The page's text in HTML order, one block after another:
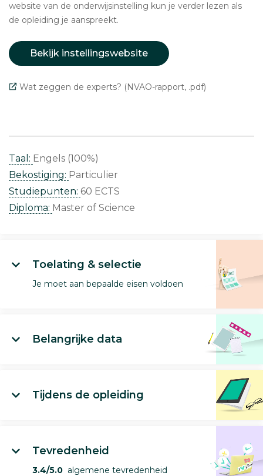
website van de onderwijsinstelling kun je verder lezen als
de opleiding je aanspreekt.
Bekijk instellingswebsite
Wat zeggen de experts? (NVAO-rapport, .pdf)
Taal: Engels (100%)
Bekostiging: Particulier
Studiepunten: 60 ECTS
Diploma: Master of Science
Toelating & selectie
Je moet aan bepaalde eisen voldoen
Belangrijke data
Tijdens de opleiding
Tevredenheid
3.4/5.0 algemene tevredenheid